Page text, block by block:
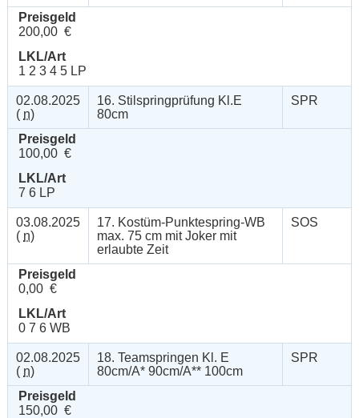
Preisgeld
200,00 €
LKL/Art
1 2 3 4 5 LP
02.08.2025
( n)
16. Stilspringprüfung Kl.E
80cm
SPR
Preisgeld
100,00 €
LKL/Art
7 6 LP
03.08.2025
( n)
17. Kostüm-Punktespring-WB
max. 75 cm mit Joker mit
erlaubte Zeit
SOS
Preisgeld
0,00 €
LKL/Art
0 7 6 WB
02.08.2025
( n)
18. Teamspringen Kl. E
80cm/A* 90cm/A** 100cm
SPR
Preisgeld
150,00 €